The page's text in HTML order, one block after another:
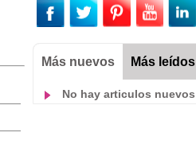
Más nuevos Más leídos
No hay articulos nuevos